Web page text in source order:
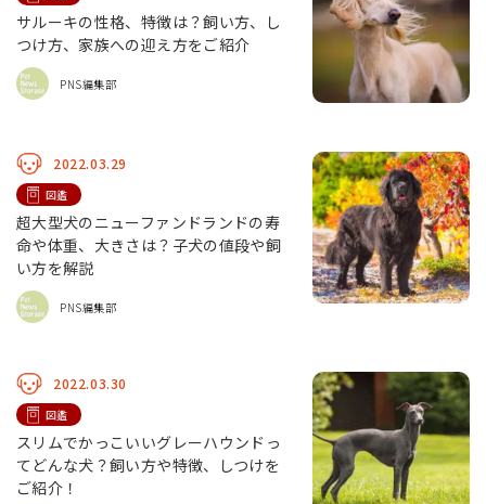
サルーキの性格、特徴は？飼い方、し
つけ方、家族への迎え方をご紹介
PNS編集部
2022.03.29
図鑑
超大型犬のニューファンドランドの寿
命や体重、大きさは？子犬の値段や飼
い方を解説
PNS編集部
2022.03.30
図鑑
スリムでかっこいいグレーハウンドっ
てどんな犬？飼い方や特徴、しつけを
ご紹介！